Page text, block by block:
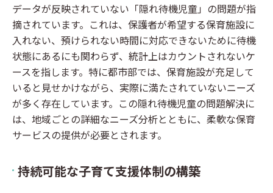
データが反映されていない「隠れ待機児童」の問題が指
摘されています。これは、保護者が希望する保育施設に
入れない、預けられない時間に対応できないために待機
状態にあるにも関わらず、統計上はカウントされないケ
ースを指します。特に都市部では、保育施設が充足して
いると見せかけながら、実際に満たされていないニーズ
が多く存在しています。この隠れ待機児童の問題解決に
は、地域ごとの詳細なニーズ分析とともに、柔軟な保育
サービスの提供が必要とされます。
持続可能な子育て支援体制の構築